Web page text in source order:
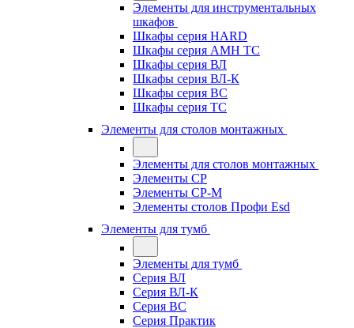
Элементы для инструментальных
шкафов
Шкафы серия HARD
Шкафы серия АМН ТС
Шкафы серия ВЛ
Шкафы серия ВЛ-К
Шкафы серия ВС
Шкафы серия ТС
Элементы для столов монтажных
Элементы для столов монтажных
Элементы СР
Элементы СР-М
Элементы столов Профи Esd
Элементы для тумб
Элементы для тумб
Серия ВЛ
Серия ВЛ-К
Серия ВС
Серия Практик